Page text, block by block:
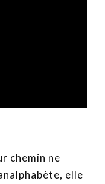
chemin ne
elle